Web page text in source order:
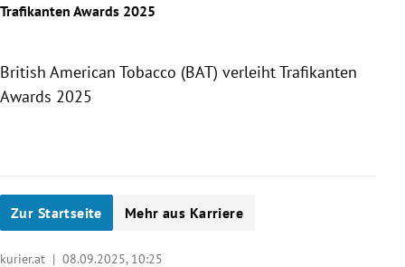
Trafikanten Awards 2025
British American Tobacco (BAT) verleiht Trafikanten
Awards 2025
Zur Startseite Mehr aus Karriere
kurier.at | 08.09.2025, 10:25